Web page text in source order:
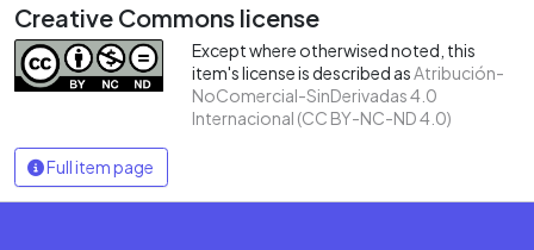
Creative Commons license
Except where otherwised noted, this
item's license is described asAtribución-
NoComercial-SinDerivadas 4.0
Internacional (CC BY-NC-ND 4.0)
Full item page